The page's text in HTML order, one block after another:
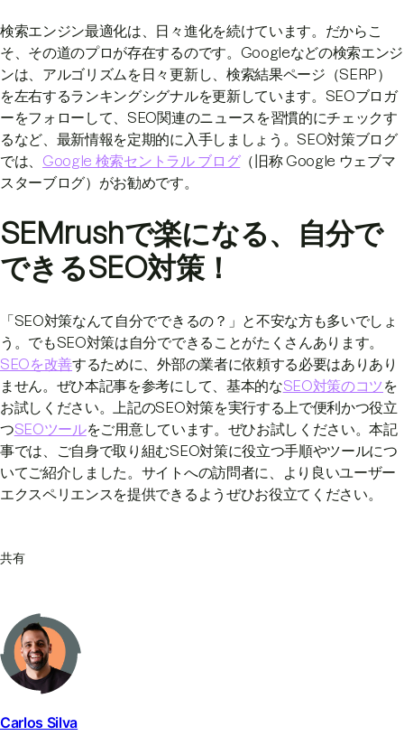
検索エンジン最適化は、日々進化を続けています。だからこ
そ、その道のプロが存在するのです。Googleなどの検索エンジ
ンは、アルゴリズムを日々更新し、検索結果ページ（SERP）
を左右するランキングシグナルを更新しています。SEOブロガ
ーをフォローして、SEO関連のニュースを習慣的にチェックす
るなど、最新情報を定期的に入手しましょう。SEO対策ブログ
では、 Google 検索セントラル ブログ（旧称 Google ウェブマ
スターブログ）がお勧めです。
SEMrushで楽になる、自分で
できるSEO対策！
「SEO対策なんて自分でできるの？」と不安な方も多いでしょ
う。でもSEO対策は自分でできることがたくさんあります。
SEOを改善するために、外部の業者に依頼する必要はありあり
ません。ぜひ本記事を参考にして、基本的なSEO対策のコツ を
お試しください。上記のSEO対策を実行する上で便利かつ役立
つSEOツールをご用意しています。ぜひお試しください。本記
事では、ご自身で取り組むSEO対策に役立つ手順やツールにつ
いてご紹介しました。サイトへの訪問者に、より良いユーザー
エクスペリエンスを提供できるようぜひお役立てください。
共有
Carlos Silva